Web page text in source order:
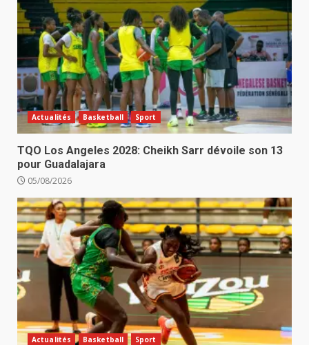
Actualités Basketball Sport
TQO Los Angeles 2028: Cheikh Sarr dévoile son 13
pour Guadalajara
05/08/2026
Actualités Basketball Sport